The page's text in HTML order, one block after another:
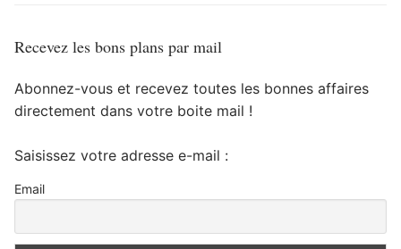
Recevez les bons plans par mail
Abonnez-vous et recevez toutes les bonnes affaires
directement dans votre boite mail !
Saisissez votre adresse e-mail :
Email